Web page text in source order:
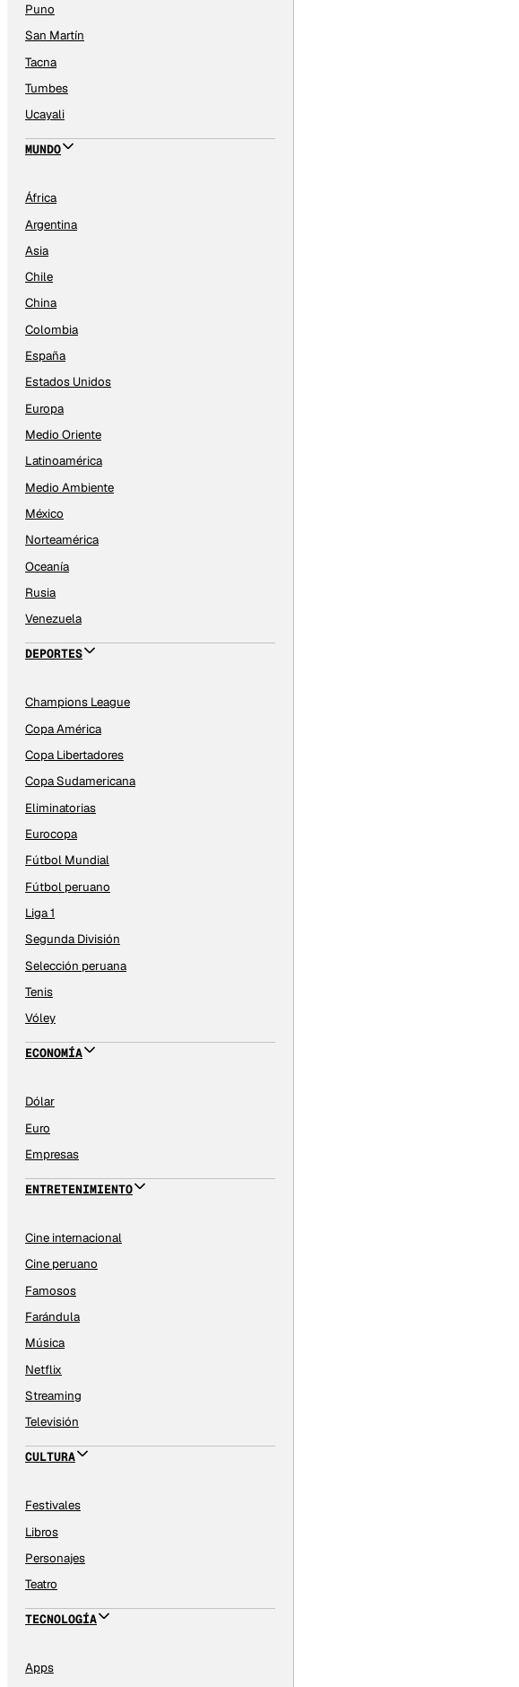
Puno
San Martín
Tacna
Tumbes
Ucayali
MUNDO
África
Argentina
Asia
Chile
China
Colombia
España
Estados Unidos
Europa
Medio Oriente
Latinoamérica
Medio Ambiente
México
Norteamérica
Oceanía
Rusia
Venezuela
DEPORTES
Champions League
Copa América
Copa Libertadores
Copa Sudamericana
Eliminatorias
Eurocopa
Fútbol Mundial
Fútbol peruano
Liga 1
Segunda División
Selección peruana
Tenis
Vóley
ECONOMÍA
Dólar
Euro
Empresas
ENTRETENIMIENTO
Cine internacional
Cine peruano
Famosos
Farándula
Música
Netflix
Streaming
Televisión
CULTURA
Festivales
Libros
Personajes
Teatro
TECNOLOGÍA
Apps